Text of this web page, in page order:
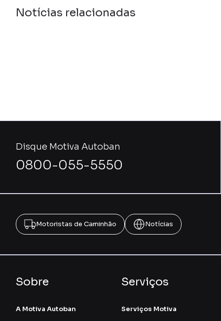
Notícias relacionadas
Disque Motiva Autoban
0800-055-5550
Motoristas de Caminhão Notícias
Sobre
A Motiva Autoban
Serviços
Serviços Motiva